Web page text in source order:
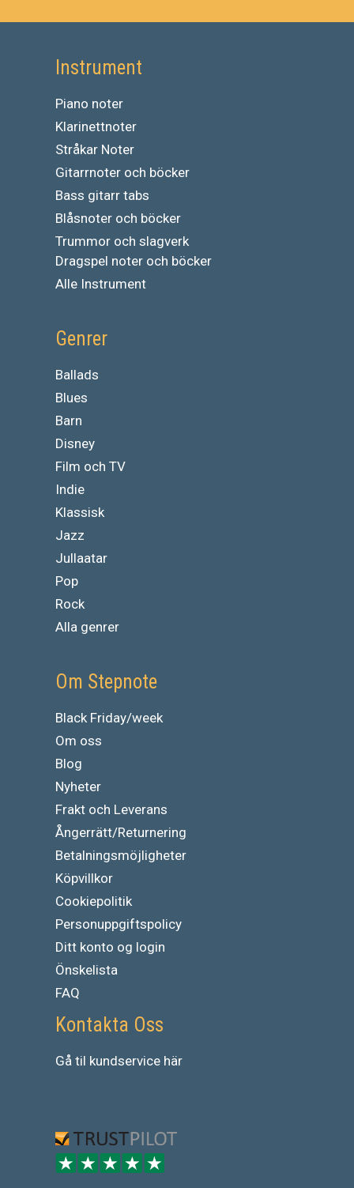
Instrument
Piano noter
Klarinettnoter
Stråkar Noter
Gitarrnoter och böcker
Bass gitarr tabs
Blåsnoter och böcker
Trummor och slagverk
Dragspel noter och böcker
Alle Instrument
Genrer
Ballads
Blues
Barn
Disney
Film och TV
Indie
Klassisk
Jazz
Jullaatar
Pop
Rock
Alla genrer
Om Stepnote
Black Friday/week
Om oss
Blog
Nyheter
Frakt och Leverans
Ångerrätt/Returnering
Betalningsmöjligheter
Köpvillkor
Cookiepolitik
Personuppgiftspolicy
Ditt konto og login
Önskelista
FAQ
Kontakta Oss
Gå til kundservice här